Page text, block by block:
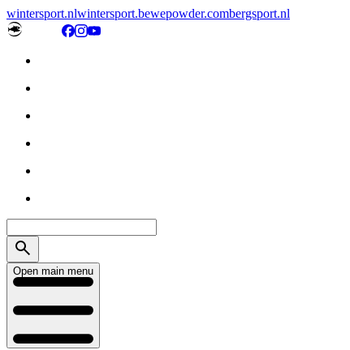
wintersport.nlwintersport.bewepowder.combergsport.nl
Open main menu